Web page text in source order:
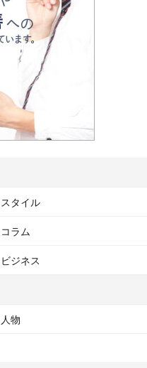
スタイル
コラム
ビジネス
人物